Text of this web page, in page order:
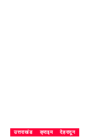
उत्तराखंड क्राइम देहरादून